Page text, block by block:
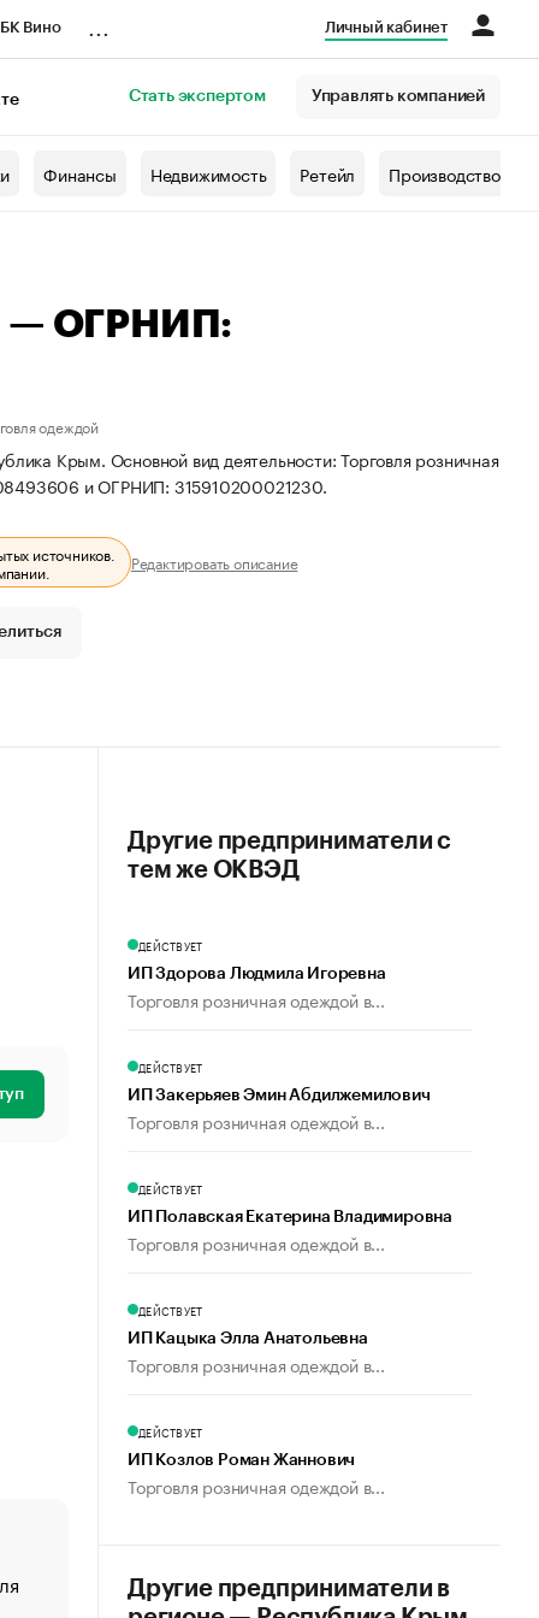
Вино Личный кабинет
Стать экспертом Управлять компанией
Финансы Недвижимость Ретейл Производство
— ОГРНИП:
одеждой
Крым. Основной вид деятельности: Торговля розничная
и ОГРНИП: 315910200021230.
источников.
Редактировать описание
«От спорта тело стареет иначе». Как живет глава
создавшей GTA
Другие предприниматели с
тем же ОКВЭД
ДЕЙСТВУЕТ
ИП Здорова Людмила Игоревна
Торговля розничная одеждой в...
ДЕЙСТВУЕТ
ИП Закерьяев Эмин Абдилжемилович
Торговля розничная одеждой в...
ДЕЙСТВУЕТ
ИП Полавская Екатерина Владимировна
Торговля розничная одеждой в...
ДЕЙСТВУЕТ
ИП Кацыка Элла Анатольевна
Торговля розничная одеждой в...
ДЕЙСТВУЕТ
ИП Козлов Роман Жаннович
Торговля розничная одеждой в...
Другие предприниматели в